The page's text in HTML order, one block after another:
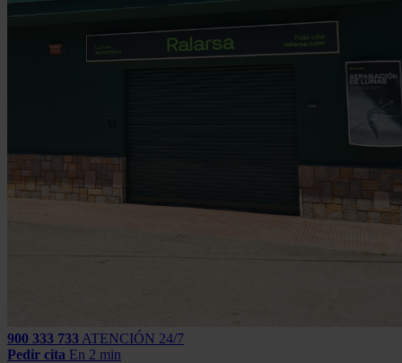
900 333 733 ATENCIÓN 24/7
Pedir cita En 2 min